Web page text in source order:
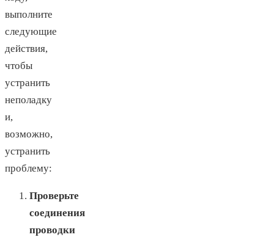
выполните
следующие
действия,
чтобы
устранить
неполадку
и,
возможно,
устранить
проблему:
Проверьте
соединения
проводки